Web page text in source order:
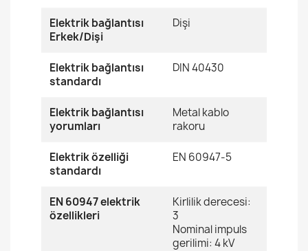
Elektrik bağlantısı
Erkek/Dişi
Dişi
Elektrik bağlantısı
standardı
DIN 40430
Elektrik bağlantısı
yorumları
Metal kablo
rakoru
Elektrik özelliği
standardı
EN 60947-5
EN 60947 elektrik
özellikleri
Kirlilik derecesi:
3
Nominal impuls
gerilimi: 4 kV